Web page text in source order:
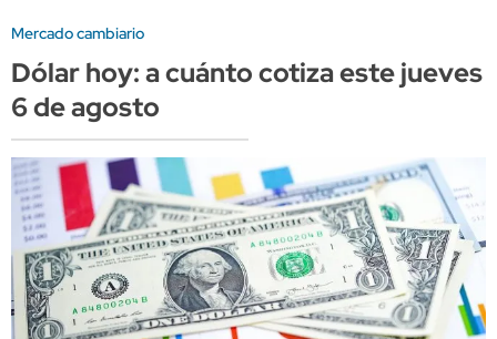
Mercado cambiario
Dólar hoy: a cuánto cotiza este jueves
6 de agosto